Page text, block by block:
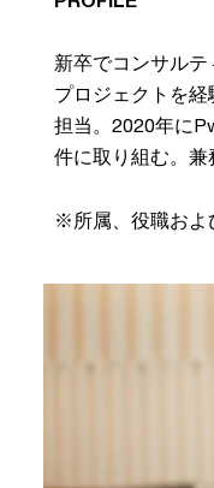
新卒でコンサル
プロジェクトを
担当。2020年に
件に取り組む。兼
※所属、役職およ